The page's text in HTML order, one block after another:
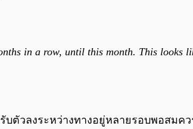
in a row, until this month. This looks
วลงระหว่างทางอยู่หลายรอบพอสมคว